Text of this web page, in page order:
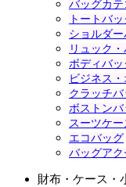
バッグカ
トートバ
ショルダ
リュック
ボディバッ
ビジネス
クラッチバ
ボストンバ
スーツケ
エコバッグ
バッグアク
財布・ケース・